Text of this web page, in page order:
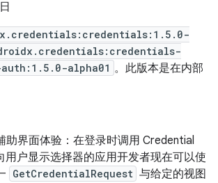
alpha01 。此版本是在内部
助界面体验：在登录时调用 Credential
用户显示选择器的应用开发者现在可以使
GetCredentialRequest 与给定的视图